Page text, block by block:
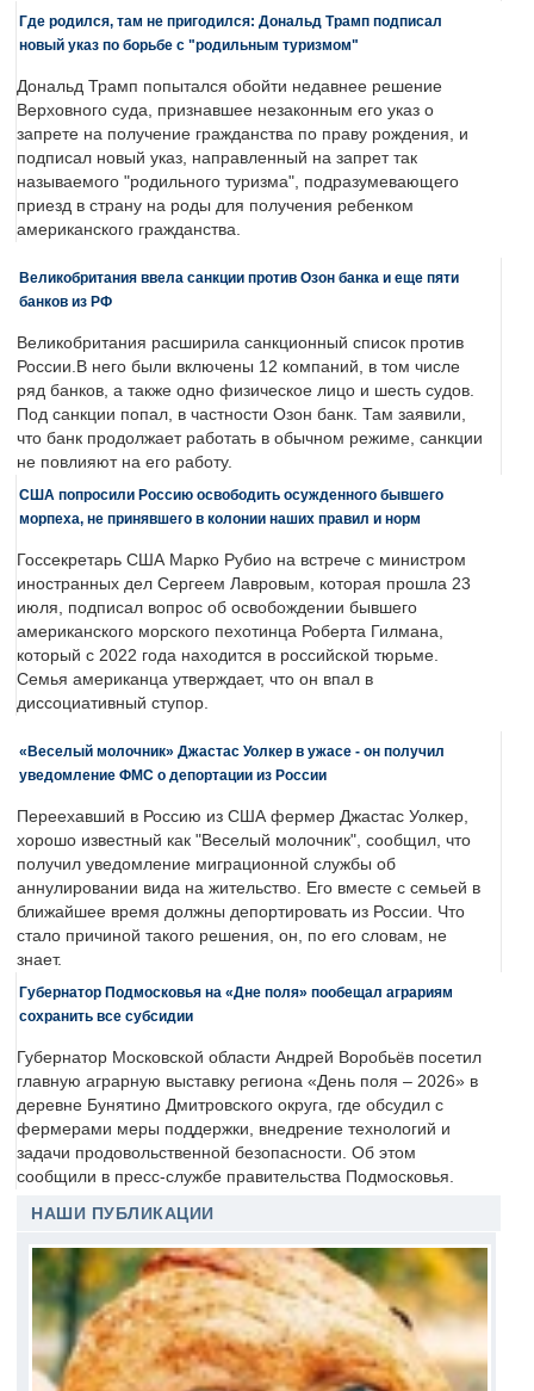
Где родился, там не пригодился: Дональд Трамп подписал
новый указ по борьбе с "родильным туризмом"
Дональд Трамп попытался обойти недавнее решение
Верховного суда, признавшее незаконным его указ о
запрете на получение гражданства по праву рождения, и
подписал новый указ, направленный на запрет так
называемого "родильного туризма", подразумевающего
приезд в страну на роды для получения ребенком
американского гражданства.
Великобритания ввела санкции против Озон банка и еще пяти
банков из РФ
Великобритания расширила санкционный список против
России.В него были включены 12 компаний, в том числе
ряд банков, а также одно физическое лицо и шесть судов.
Под санкции попал, в частности Озон банк. Там заявили,
что банк продолжает работать в обычном режиме, санкции
не повлияют на его работу.
США попросили Россию освободить осужденного бывшего
морпеха, не принявшего в колонии наших правил и норм
Госсекретарь США Марко Рубио на встрече с министром
иностранных дел Сергеем Лавровым, которая прошла 23
июля, подписал вопрос об освобождении бывшего
американского морского пехотинца Роберта Гилмана,
который с 2022 года находится в российской тюрьме.
Семья американца утверждает, что он впал в
диссоциативный ступор.
«Веселый молочник» Джастас Уолкер в ужасе - он получил
уведомление ФМС о депортации из России
Переехавший в Россию из США фермер Джастас Уолкер,
хорошо известный как "Веселый молочник", сообщил, что
получил уведомление миграционной службы об
аннулировании вида на жительство. Его вместе с семьей в
ближайшее время должны депортировать из России. Что
стало причиной такого решения, он, по его словам, не
знает.
Губернатор Подмосковья на «Дне поля» пообещал аграриям
сохранить все субсидии
Губернатор Московской области Андрей Воробьёв посетил
главную аграрную выставку региона «День поля – 2026» в
деревне Бунятино Дмитровского округа, где обсудил с
фермерами меры поддержки, внедрение технологий и
задачи продовольственной безопасности. Об этом
сообщили в пресс-службе правительства Подмосковья.
НАШИ ПУБЛИКАЦИИ